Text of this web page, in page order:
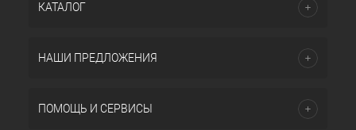
КАТАЛОГ
НАШИ ПРЕДЛОЖЕНИЯ
ПОМОЩЬ И СЕРВИСЫ